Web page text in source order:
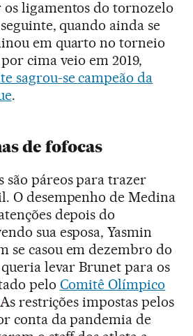
ligamentos do tornozelo
quando ainda se
em quarto no torneio
cima veio em 2019,
sagrou-se campeão da
.
de fofocas
são páreos para trazer
O desempenho de Medina
depois do
sua esposa, Yasmin
se casou em dezembro do
levar Brunet para os
pelo Comitê Olímpico
restrições impostas pelos
conta da pandemia de